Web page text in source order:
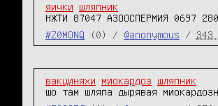
яички
шляпник
НЖТИ 87047 АЗООСПЕРМИЯ 0697
#Z0MONQ
(0) / @anonymous / 343
вакциняхи миокардоз
шляпник
шо там шляпа дырявая